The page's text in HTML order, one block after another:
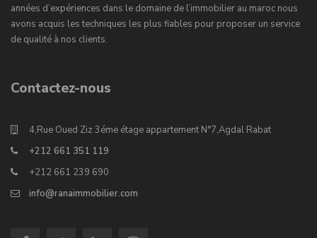
années d’expériences dans le domaine de l’immobilier au maroc nous
avons acquis les techniques les plus fiables pour proposer un service
de qualité à nos clients.
Contactez-nous
4,Rue Oued Ziz 3éme étage appartement N°7,Agdal Rabat
+212 661 351 119
+212 661 239 690
info@ranaimmobilier.com